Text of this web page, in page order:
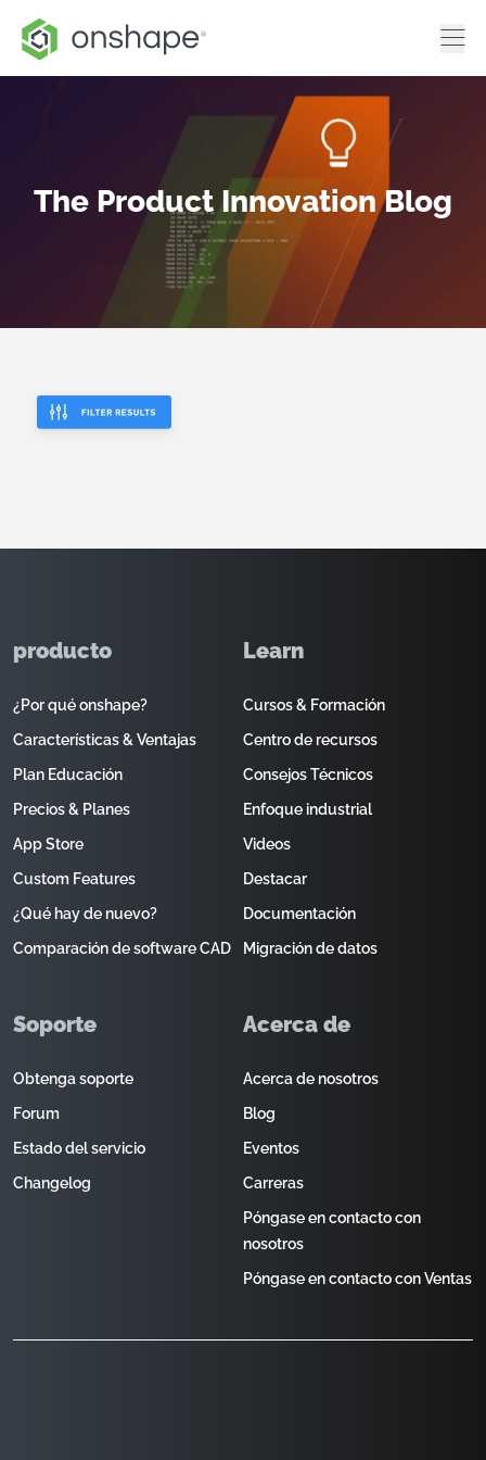
The Product Innovation Blog
producto
¿Por qué onshape?
Características & Ventajas
Plan Educación
Precios & Planes
App Store
Custom Features
¿Qué hay de nuevo?
Comparación de software CAD
Learn
Cursos & Formación
Centro de recursos
Consejos Técnicos
Enfoque industrial
Videos
Destacar
Documentación
Migración de datos
Soporte
Obtenga soporte
Forum
Estado del servicio
Changelog
Acerca de
Acerca de nosotros
Blog
Eventos
Carreras
Póngase en contacto con
nosotros
Póngase en contacto con Ventas